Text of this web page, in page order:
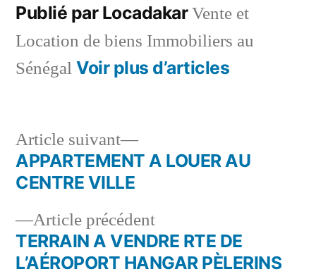
Publié par LocadakarVente et
Location de biens Immobiliers au
Sénégal Voir plus d’articles
Navigation
l’article
Article précédentArticle
précédent :
TERRAIN A VENDRE RTE DE
L’AÉROPORT HANGAR PÈLERINS
Article suivant
Article
suivant :
APPARTEMENT A LOUER AU
CENTRE VILLE